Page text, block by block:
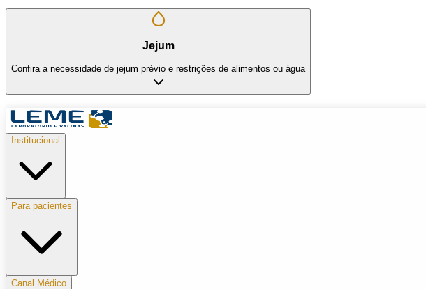
Jejum
Confira a necessidade de jejum prévio e restrições de alimentos ou água
Institucional
Para pacientes
Canal Médico